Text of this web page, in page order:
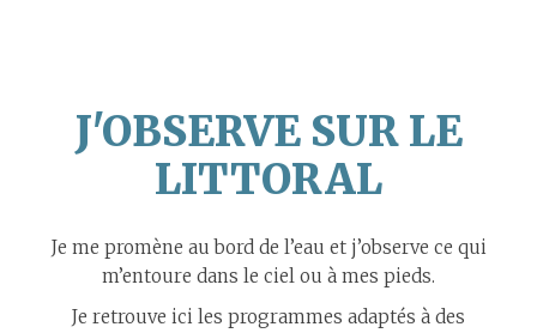
J'OBSERVE SUR LE
LITTORAL
Je me promène au bord de l’eau et j’observe ce qui
m’entoure dans le ciel ou à mes pieds.
Je retrouve ici les programmes adaptés à des